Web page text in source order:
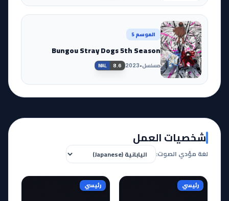
الموسم 5
Bungou Stray Dogs 5th Season
مسلسل•
2023
MAL 8.6
شخصيات العمل
لغة مؤدي الصوت:
رئيسي رئيسي